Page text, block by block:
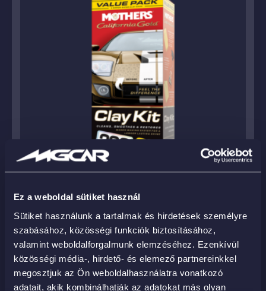
Ez a weboldal sütiket használ
Sütiket használunk a tartalmak és hirdetések személyre
szabásához, közösségi funkciók biztosításához,
valamint weboldalforgalmunk elemzéséhez. Ezenkívül
közösségi média-, hirdető- és elemező partnereinkkel
megosztjuk az Ön weboldalhasználatra vonatkozó
adatait, akik kombinálhatják az adatokat más olyan
gyurmarendszer
20 490 Ft